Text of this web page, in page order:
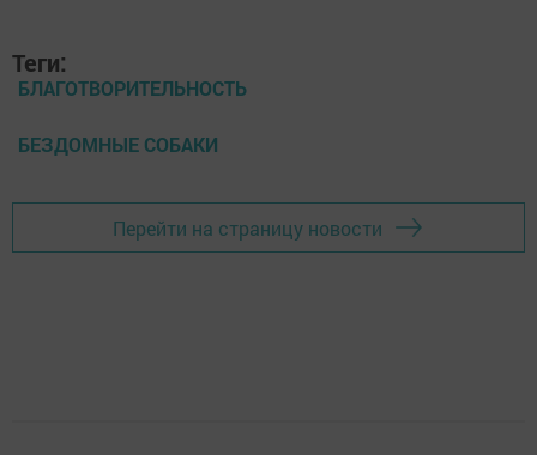
Теги:
БЛАГОТВОРИТЕЛЬНОСТЬ
БЕЗДОМНЫЕ СОБАКИ
Перейти на страницу новости